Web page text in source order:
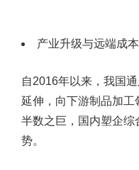
产业升级与远端成
自2016年以来，我国
延伸，向下游制品加
半数之巨，国内塑企
势。